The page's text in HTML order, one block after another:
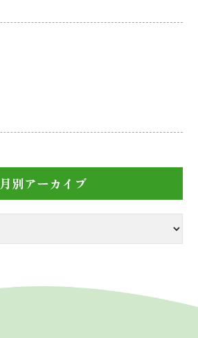
月別アーカイブ